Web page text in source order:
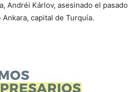
Andréi Kárlov, asesinado el pasado
capital de Turquía.